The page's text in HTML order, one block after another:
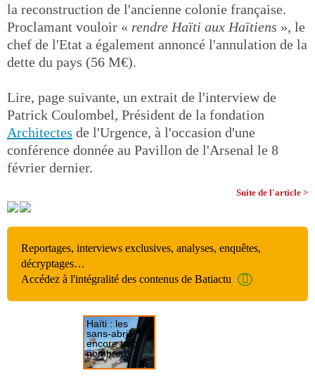
la reconstruction de l'ancienne colonie française.
Proclamant vouloir « rendre Haïti aux Haïtiens », le
chef de l'Etat a également annoncé l'annulation de la
dette du pays (56 M€).
Lire, page suivante, un extrait de l'interview de
Patrick Coulombel, Président de la fondation
Architectes de l'Urgence, à l'occasion d'une
conférence donnée au Pavillon de l'Arsenal le 8
février dernier.
Suite de l'article >
Reportages, interviews exclusives, analyses, enquêtes,
décryptages…
Accédez à l'intégralité des contenus de Batiactu
Haïti : les
sans-abris
encore trop
nombreux